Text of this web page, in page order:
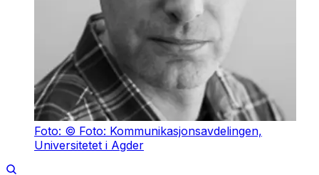
Foto: © Foto: Kommunikasjonsavdelingen,
Universitetet i Agder